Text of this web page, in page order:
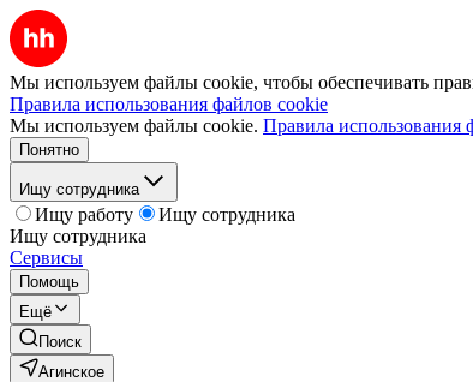
Мы используем файлы cookie, чтобы обеспечивать
Правила использования файлов cookie
Мы используем файлы cookie. Правила использования
Понятно
Ищу сотрудника
Ищу работу
Ищу сотрудника
Ищу сотрудника
Сервисы
Помощь
Ещё
Поиск
Агинское